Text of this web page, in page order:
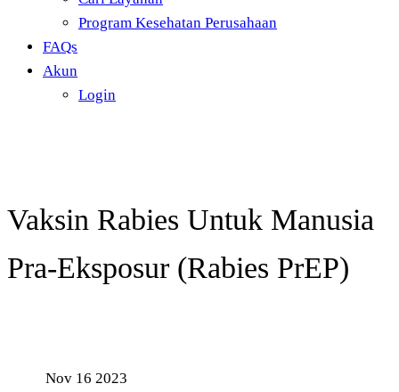
Program Kesehatan Perusahaan
FAQs
Akun
Login
Vaksin Rabies Untuk Manusia
Pra-Eksposur (Rabies PrEP)
Nov 16 2023